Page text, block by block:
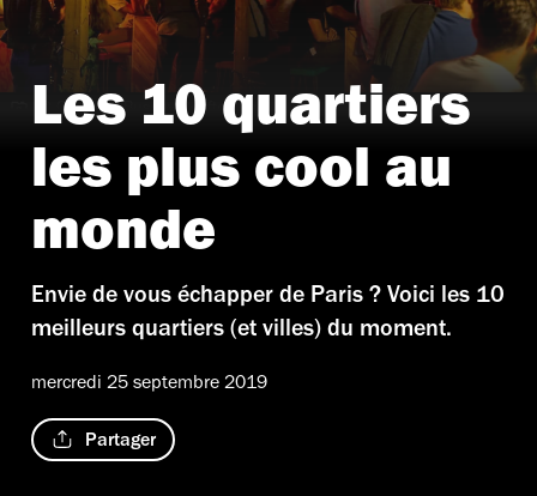
© Courtesy Bussey Rooftop Bar
Les 10 quartiers
les plus cool au
monde
Envie de vous échapper de Paris ? Voici les 10
meilleurs quartiers (et villes) du moment.
mercredi 25 septembre 2019
Partager